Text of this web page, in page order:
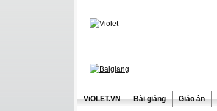
ViOLET.VN Bài giảng Giáo án